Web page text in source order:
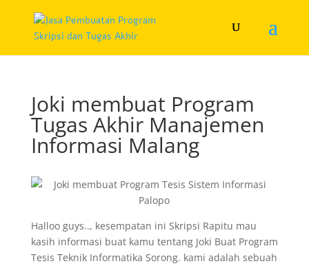
Joki membuat Program
Tugas Akhir Manajemen
Informasi Malang
Halloo guys.., kesempatan ini Skripsi Rapitu mau
kasih informasi buat kamu tentang Joki Buat Program
Tesis Teknik Informatika Sorong. kami adalah sebuah